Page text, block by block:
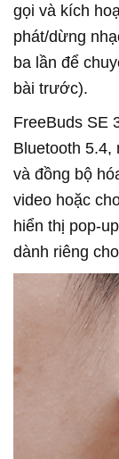
gọi và kích
phát/dừng
ba lần để
bài trước).
FreeBuds SE
Bluetooth 5.4,
và đồng bộ
video hoặc
hiển thị pop-
dành riêng